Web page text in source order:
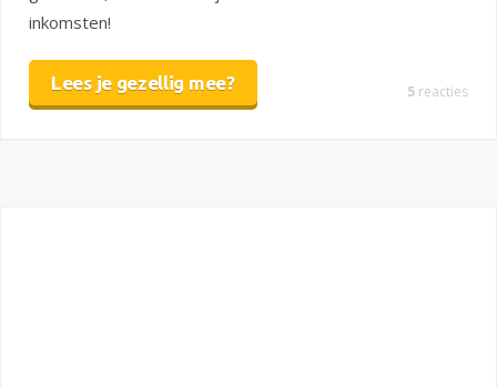
inkomsten!
Lees je gezellig mee? 5 reacties